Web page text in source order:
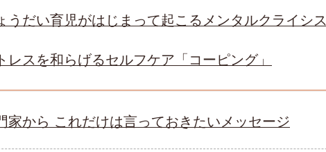
うだい育児がはじまって起こるメンタルクライシス
レスを和らげるセルフケア「コーピング」
家から これだけは言っておきたいメッセージ